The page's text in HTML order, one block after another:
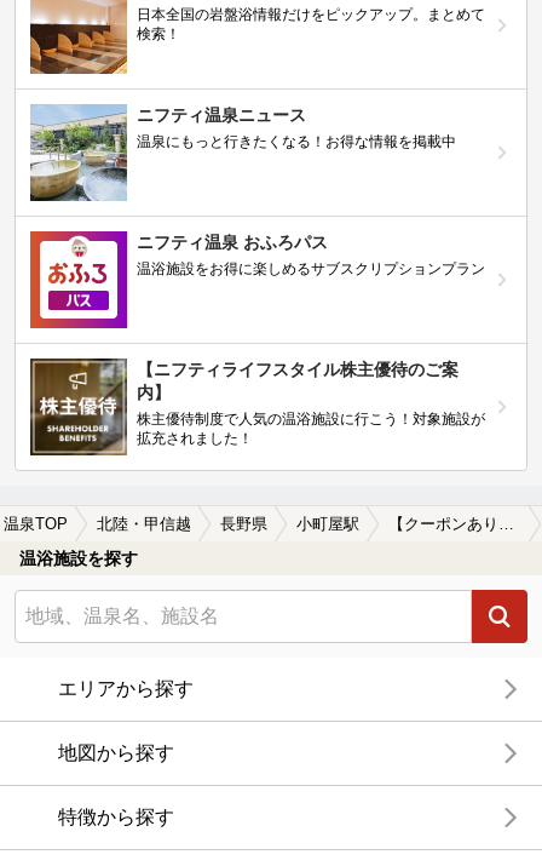
日本全国の岩盤浴情報だけをピックアップ。まとめて
検索！
ニフティ温泉ニュース
温泉にもっと行きたくなる！お得な情報を掲載中
ニフティ温泉 おふろパス
温浴施設をお得に楽しめるサブスクリプションプラン
【ニフティライフスタイル株主優待のご案
内】
株主優待制度で人気の温浴施設に行こう！対象施設が
拡充されました！
温泉TOP 北陸・甲信越 長野県 小町屋駅 【クーポンあり】冷え性に効能がある小町屋駅近くの温泉、日帰り温泉、スーパー銭湯おすすめ
温浴施設を探す
エリアから探す
地図から探す
特徴から探す